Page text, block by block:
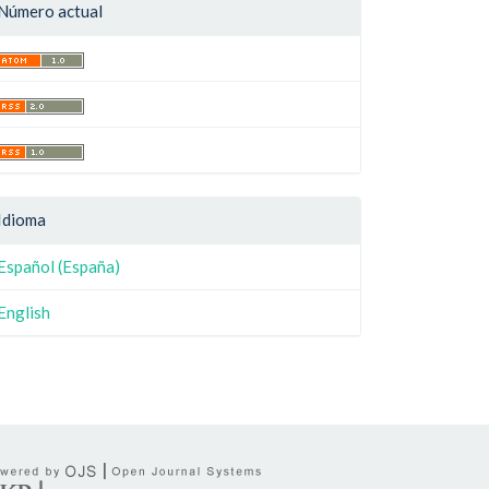
actual
(España)